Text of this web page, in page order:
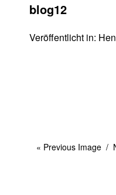
blog12
Veröffentlicht in:
« Previous Image